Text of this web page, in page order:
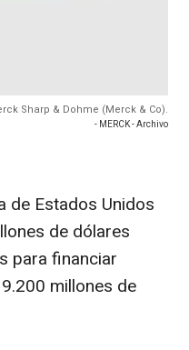
Sharp & Dohme (Merck & Co).
- MERCK - Archivo
de Estados Unidos
de dólares
para financiar
millones de